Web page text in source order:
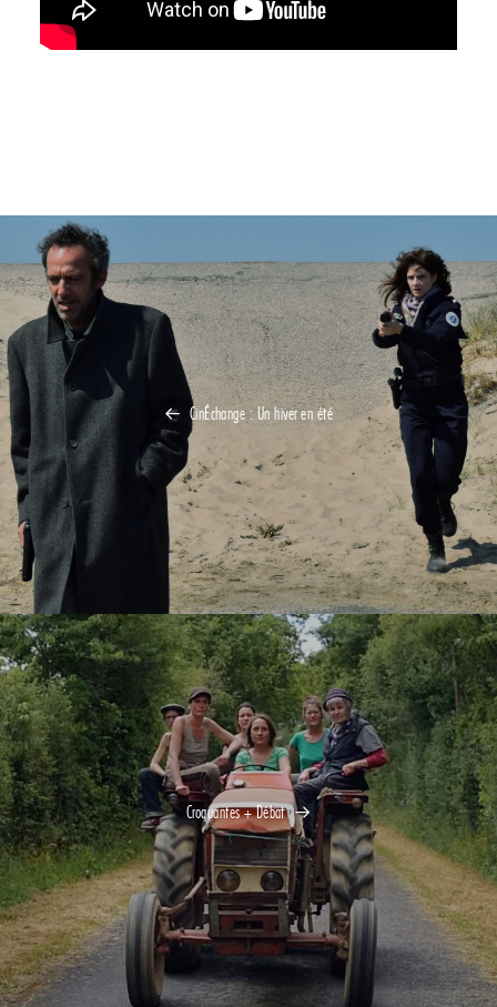
CinÉchange : Un hiver en été
Croquantes + Débat